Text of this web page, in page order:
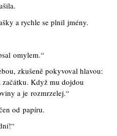
a rychle se plnil jmény.
omylem.“
zkušeně pokyvoval hlavou:
Když mu dojdou
a je rozmrzelej.“
od papíru.